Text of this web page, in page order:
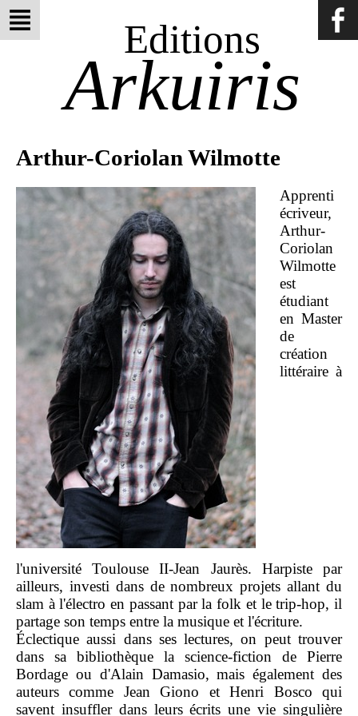
Editions
Arkuiris
Arthur-Coriolan Wilmotte
Apprenti
écriveur,
Arthur-
Coriolan
Wilmotte
est
étudiant
en Master
de
création
littéraire à
l'université Toulouse II-Jean Jaurès. Harpiste par
ailleurs, investi dans de nombreux projets allant du
slam à l'électro en passant par la folk et le trip-hop, il
partage son temps entre la musique et l'écriture.
Éclectique aussi dans ses lectures, on peut trouver
dans sa bibliothèque la science-fiction de Pierre
Bordage ou d'Alain Damasio, mais également des
auteurs comme Jean Giono et Henri Bosco qui
savent insuffler dans leurs écrits une vie singulière